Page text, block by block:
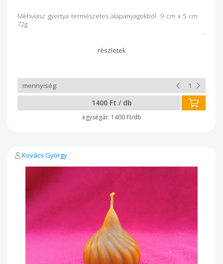
Mèhviasz gyertya természetes alapanyagokból. 9 cm x 5 cm
72g
1400 Ft / db
1400 Ft/db
Kovács György